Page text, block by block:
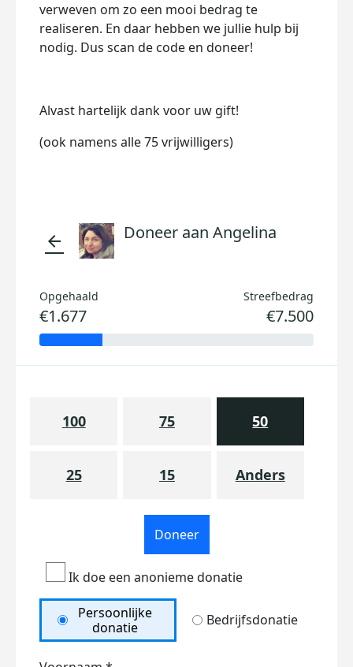
verweven om zo een mooi bedrag te
realiseren. En daar hebben we jullie hulp bij
nodig. Dus scan de code en doneer!
Alvast hartelijkdankvoor uw gift!
(ook namens alle 75vrijwilligers)
arrow_back Doneer aan Angelina
Opgehaald
€1.677
Streefbedrag
€7.500
100 75 50
25 15 Anders
Doneer
Ik doe een anonieme donatie
Persoonlijke
donatie
Bedrijfsdonatie